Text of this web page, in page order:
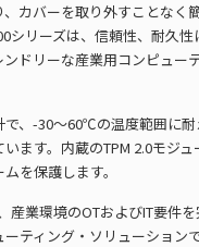
カバーを取り外すことなく
シリーズは、信頼性、耐久
ドリーな産業用コンピュー
で、-30～60℃の温度範囲に
ます。内蔵のTPM 2.0モジ
を保護します。
産業環境のOTおよびIT要件
ティング・ソリューションで